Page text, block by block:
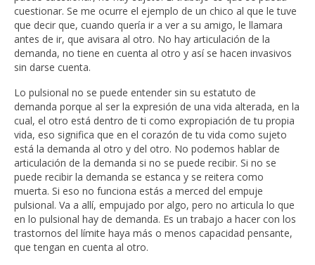
cuestionar. Se me ocurre el ejemplo de un chico al que le tuve
que decir que, cuando quería ir a ver a su amigo, le llamara
antes de ir, que avisara al otro. No hay articulación de la
demanda, no tiene en cuenta al otro y así se hacen invasivos
sin darse cuenta.
Lo pulsional no se puede entender sin su estatuto de
demanda porque al ser la expresión de una vida alterada, en la
cual, el otro está dentro de ti como expropiación de tu propia
vida, eso significa que en el corazón de tu vida como sujeto
está la demanda al otro y del otro. No podemos hablar de
articulación de la demanda si no se puede recibir. Si no se
puede recibir la demanda se estanca y se reitera como
muerta. Si eso no funciona estás a merced del empuje
pulsional. Va a allí, empujado por algo, pero no articula lo que
en lo pulsional hay de demanda. Es un trabajo a hacer con los
trastornos del límite haya más o menos capacidad pensante,
que tengan en cuenta al otro.